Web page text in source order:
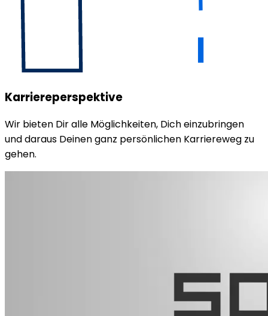
Karriereperspektive
Wir bieten Dir alle Möglichkeiten, Dich einzubringen
und daraus Deinen ganz persönlichen Karriereweg zu
gehen.